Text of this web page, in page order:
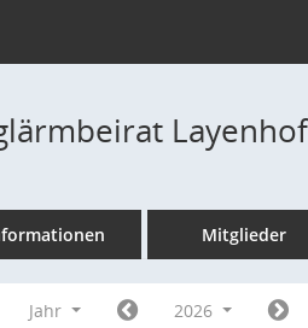
Mitglieder
Jahr 2026